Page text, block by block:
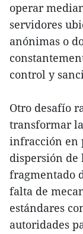
operar
servidores
anónimas o
control y
Otro desafío
transformar
infracción en
dispersión de
fragmentado
falta de
estándares
autoridades